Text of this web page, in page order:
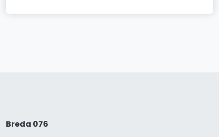
Breda 076